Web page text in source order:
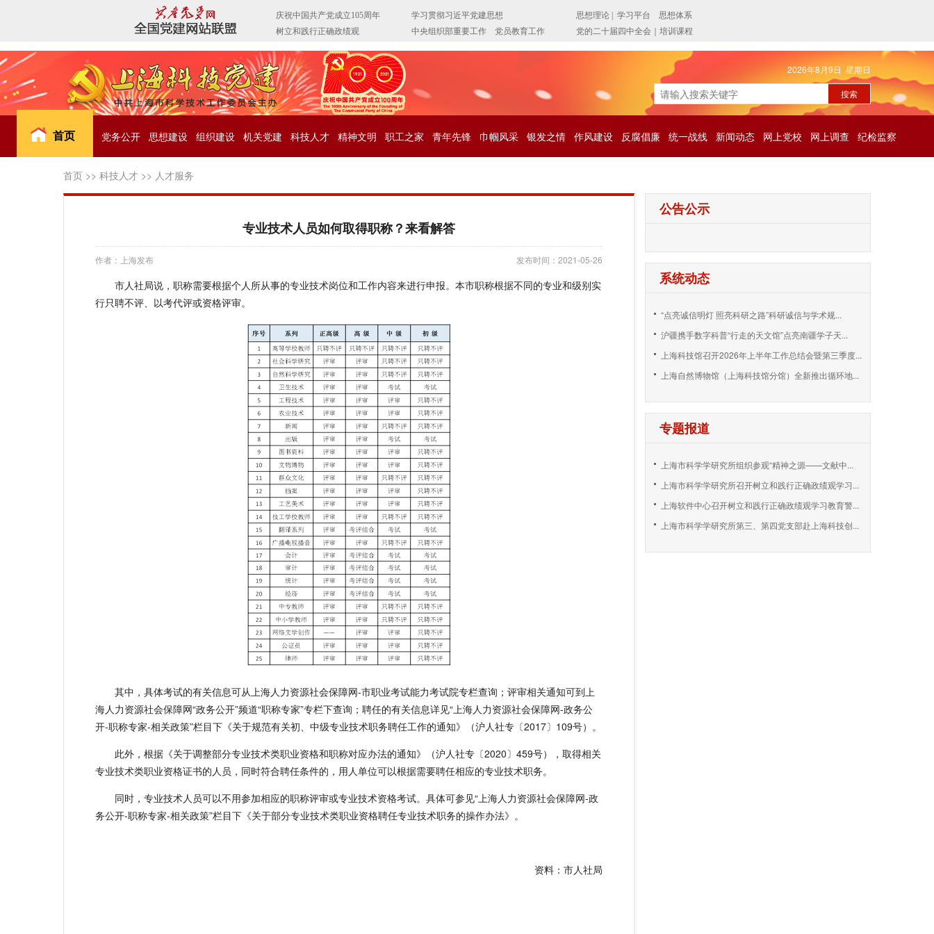
2026年8月9日 星期日
首页 党务公开 思想建设 组织建设 机关党建 科技人才 精神文明 职工之家 青年先锋 巾帼风采 银发之情 作风建设 反腐倡廉 统一战线 新闻动态 网上党校 网上调查 纪检监察
首页 >> 科技人才 >> 人才服务
专业技术人员如何取得职称？来看解答
作者：上海发布 发布时间：2021-05-26
市人社局说，职称需要根据个人所从事的专业技术岗位和工作内容来进行申报。本市职称根据不同的专业和级别实
行只聘不评、以考代评或资格评审。
其中，具体考试的有关信息可从上海人力资源社会保障网-市职业考试能力考试院专栏查询；评审相关通知可到上
海人力资源社会保障网“政务公开”频道“职称专家”专栏下查询；聘任的有关信息详见“上海人力资源社会保障网-政务公
开-职称专家-相关政策”栏目下《关于规范有关初、中级专业技术职务聘任工作的通知》（沪人社专〔2017〕109号）。
此外，根据《关于调整部分专业技术类职业资格和职称对应办法的通知》（沪人社专〔2020〕459号），取得相关
专业技术类职业资格证书的人员，同时符合聘任条件的，用人单位可以根据需要聘任相应的专业技术职务。
同时，专业技术人员可以不用参加相应的职称评审或专业技术资格考试。具体可参见“上海人力资源社会保障网-政
务公开-职称专家-相关政策”栏目下《关于部分专业技术类职业资格聘任专业技术职务的操作办法》。
资料：市人社局
公告公示
系统动态
“点亮诚信明灯 照亮科研之路”科研诚信与学术规...
沪疆携手数字科普“行走的天文馆”点亮南疆学子天...
上海科技馆召开2026年上半年工作总结会暨第三季度...
上海自然博物馆（上海科技馆分馆）全新推出循环地...
专题报道
上海市科学学研究所组织参观“精神之源——文献中...
上海市科学学研究所召开树立和践行正确政绩观学习...
上海软件中心召开树立和践行正确政绩观学习教育警...
上海市科学学研究所第三、第四党支部赴上海科技创...